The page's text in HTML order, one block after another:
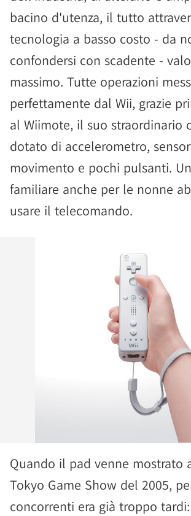
bacino d'utenza, il tutto
tecnologia a basso costo - da
confondersi con scadente -
massimo. Tutte operazioni
perfettamente dal Wii, grazie
al Wiimote, il suo straordinario
dotato di accelerometro,
movimento e pochi pulsanti.
familiare anche per le nonne
usare il telecomando.
Quando il pad venne mostrato
Tokyo Game Show del 2005,
concorrenti era già troppo